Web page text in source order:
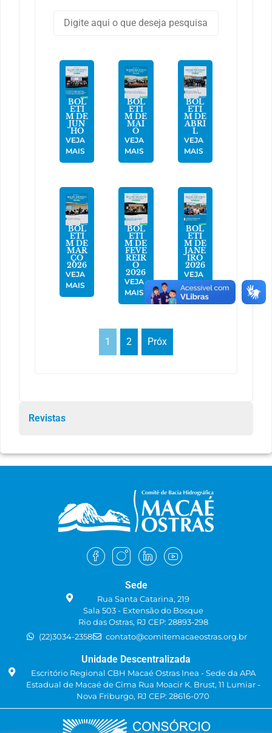
BOL
ETI
M DE
JUN
HO
VEJA
MAIS
BOL
ETI
M DE
MAI
O
VEJA
MAIS
BOL
ETI
M DE
ABRI
L
VEJA
MAIS
BOL
ETI
M DE
MAR
ÇO
2026
VEJA
MAIS
BOL
ETI
M DE
FEVE
REIR
O
2026
VEJA
MAIS
BOL
ETI
M DE
JANE
IRO
2026
VEJA
MAIS
1 2 Próx
Revistas
Sede
Rua Santa Catarina, 219
Sala 503 - Extensão do Bosque
Rio das Ostras, RJ CEP: 28893-298
(22)3034-2358
contato@comitemacaeostras.org.br
Unidade Descentralizada
Escritório Regional CBH Macaé Ostras Inea - Sede da APA
Estadual de Macaé de Cima Rua Moacir K. Brust, 11 Lumiar -
Nova Friburgo, RJ CEP: 28616-070